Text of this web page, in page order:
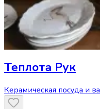
Теплота Рук
Керамическая посуда и